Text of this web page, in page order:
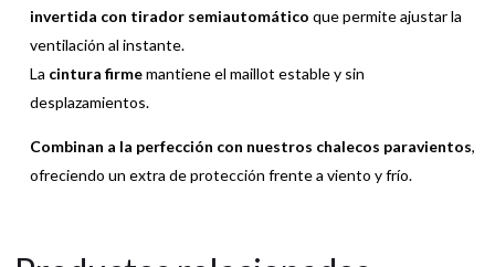
invertida con tirador semiautomático que permite ajustar la
ventilación al instante.
La cintura firmemantiene el maillot estable y sin
desplazamientos.
Combinan a la perfección con nuestros chalecos paravientos,
ofreciendo un extra de protección frente a viento y frío.